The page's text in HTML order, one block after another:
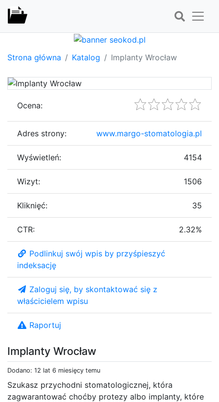
Strona główna Katalog Implanty Wrocław
Implanty Wrocław
Dodano: 12 lat 6 miesięcy temu
Szukasz przychodni stomatologicznej, która
zagwarantować choćby protezy albo implanty, które
Ocena:
Adres strony: www.margo-stomatologia.pl
Wyświetleń: 4154
Wizyt: 1506
Kliknięć: 35
CTR: 2.32%
Podlinkuj swój wpis by przyśpieszyć
indeksację
Zaloguj się, by skontaktować się z
właścicielem wpisu
Raportuj